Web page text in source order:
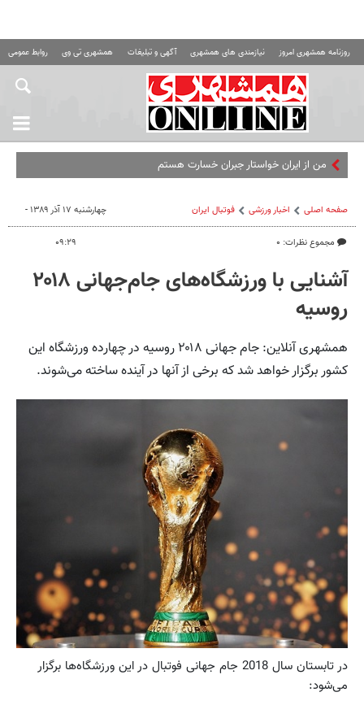
روزنامه همشهری امروز نیازمندی های همشهری آگهی و تبلیغات همشهری تی وی روابط عمومی
من از ایران خواستار جبران خسارت هستم
صفحه اصلی اخبار ورزشی فوتبال ايران
مجموع نظرات: ۰
چهارشنبه ۱۷ آذر ۱۳۸۹ -
۰۹:۲۹
آشنایی با ورزشگاه‌های جام‌جهانی ۲۰۱۸
روسیه
همشهری آنلاین: جام جهانی ۲۰۱۸ روسیه در چهارده ورزشگاه این
کشور برگزار خواهد شد که برخی از آنها در آینده ساخته می‌شوند.
در تابستان سال 2018 جام جهانی فوتبال در این ورزشگاه‌ها برگزار
می‌شود: